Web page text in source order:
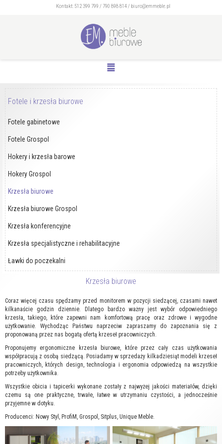
Kontakt: 512 399 799 /790 898 814/ biuro@emmeble.pl
Fotele i krzesła biurowe
Fotele gabinetowe
Fotele Grospol
Hokery i krzesła barowe
Hokery Grospol
Krzesła biurowe
Krzesła biurowe Grospol
Krzesła konferencyjne
Krzesła specjalistyczne i rehabilitacyjne
Ławki do poczekalni
Krzesła biurowe
Coraz więcej czasu spędzamy przed monitorem w pozycji siedzącej, czasami nawet
kilkanaście godzin dziennie. Dlatego bardzo ważny jest wybór odpowiedniego
krzesła, takiego, które zapewni nam komfortową pracę oraz zdrowe i wygodne
użytkowanie. Wychodząc Państwu naprzeciw zapraszamy do zapoznania się z
proponowaną przez nas bogatą ofertą krzeseł pracowniczych.
Proponujemy ergonomiczne krzesła biurowe, które przez cały czas użytkowania
współpracują z osobą siedzącą. Posiadamy w sprzedaży kilkadziesiąt modeli krzeseł
pracowniczych, których design, technologia i ergonomia odpowiedzą na wszystkie
potrzeby użytkownika.
Wszystkie obicia i tapicerki wykonane zostały z najwyżej jakości materiałów, dzięki
czemu są one praktyczne, trwałe, łatwe w utrzymaniu czystości, a jednocześnie
przyjemne w dotyku.
Producenci: Nowy Styl, ProfiM, Grospol, Sitplus, Unique Meble.